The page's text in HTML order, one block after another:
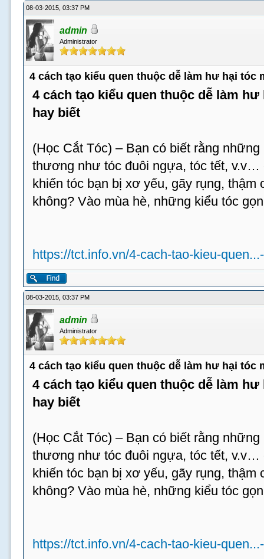
08-03-2015, 03:37 PM
admin
Administrator
4 cách tạo kiểu quen thuộc dễ làm hư hại tóc
4 cách tạo kiểu quen thuộc dễ làm
hay biết
(Học Cắt Tóc) – Bạn có biết rằng
thương như tóc đuôi ngựa, tóc tết, v.v…
khiến tóc bạn bị xơ yếu, gãy rụng, thậm
không? Vào mùa hè, những kiểu tóc
https://tct.info.vn/4-cach-tao-kieu-
08-03-2015, 03:37 PM
admin
Administrator
4 cách tạo kiểu quen thuộc dễ làm hư hại tóc
4 cách tạo kiểu quen thuộc dễ làm
hay biết
(Học Cắt Tóc) – Bạn có biết rằng
thương như tóc đuôi ngựa, tóc tết, v.v…
khiến tóc bạn bị xơ yếu, gãy rụng, thậm
không? Vào mùa hè, những kiểu tóc
https://tct.info.vn/4-cach-tao-kieu-